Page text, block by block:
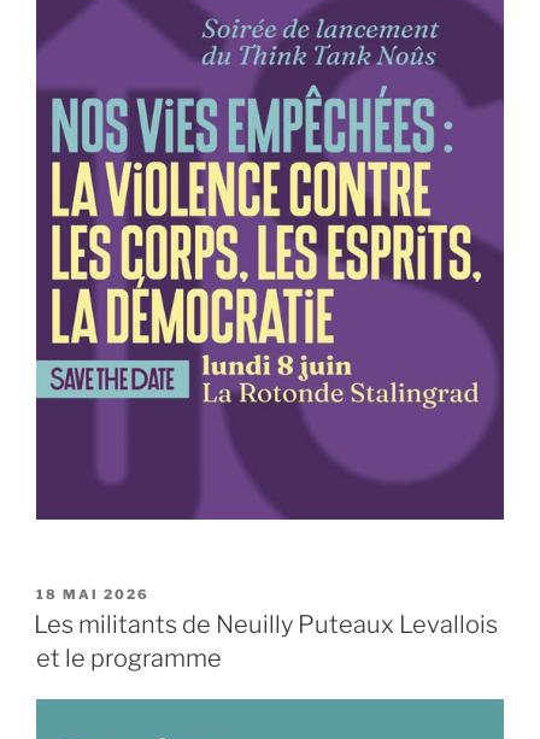
PUBLIÉ
LE
18 MAI 2026
Les militants de Neuilly Puteaux Levallois
et le programme